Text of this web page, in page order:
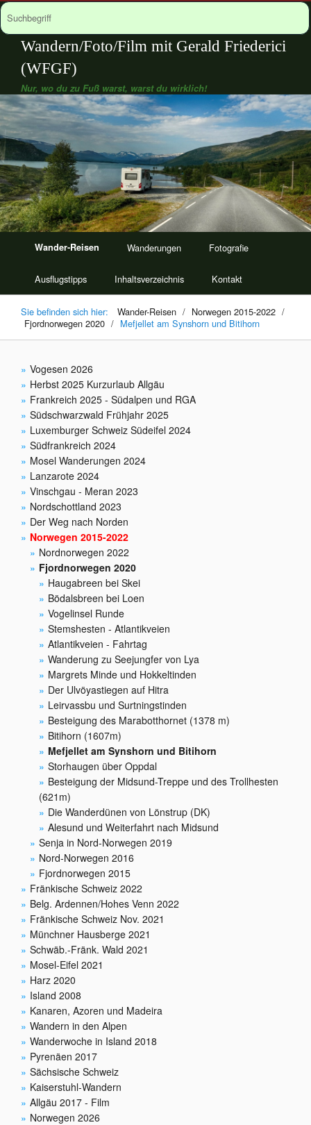
Wandern/Foto/Film mit Gerald Friederici
(WFGF)
Nur, wo du zu Fuß warst, warst du wirklich!
Wander-Reisen Wanderungen Fotografie
Ausflugstipps Inhaltsverzeichnis Kontakt
Sie befinden sich hier: Wander-Reisen / Norwegen 2015-2022 /
Fjordnorwegen 2020 / Mefjellet am Synshorn und Bitihorn
Vogesen 2026
Herbst 2025 Kurzurlaub Allgäu
Frankreich 2025 - Südalpen und RGA
Südschwarzwald Frühjahr 2025
Luxemburger Schweiz Südeifel 2024
Südfrankreich 2024
Mosel Wanderungen 2024
Lanzarote 2024
Vinschgau - Meran 2023
Nordschottland 2023
Der Weg nach Norden
Norwegen 2015-2022
Nordnorwegen 2022
Fjordnorwegen 2020
Haugabreen bei Skei
Bödalsbreen bei Loen
Vogelinsel Runde
Stemshesten - Atlantikveien
Atlantikveien - Fahrtag
Wanderung zu Seejungfer von Lya
Margrets Minde und Hokkeltinden
Der Ulvöyastiegen auf Hitra
Leirvassbu und Surtningstinden
Besteigung des Marabotthornet (1378 m)
Bitihorn (1607m)
Mefjellet am Synshorn und Bitihorn
Storhaugen über Oppdal
Besteigung der Midsund-Treppe und des Trollhesten
(621m)
Die Wanderdünen von Lönstrup (DK)
Alesund und Weiterfahrt nach Midsund
Senja in Nord-Norwegen 2019
Nord-Norwegen 2016
Fjordnorwegen 2015
Fränkische Schweiz 2022
Belg. Ardennen/Hohes Venn 2022
Fränkische Schweiz Nov. 2021
Münchner Hausberge 2021
Schwäb.-Fränk. Wald 2021
Mosel-Eifel 2021
Harz 2020
Island 2008
Kanaren, Azoren und Madeira
Wandern in den Alpen
Wanderwoche in Island 2018
Pyrenäen 2017
Sächsische Schweiz
Kaiserstuhl-Wandern
Allgäu 2017 - Film
Norwegen 2026